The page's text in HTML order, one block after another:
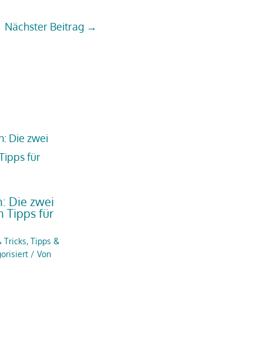
Nächster Beitrag →
Die zwei
Tipps für
Tricks, Tipps &
/ Von